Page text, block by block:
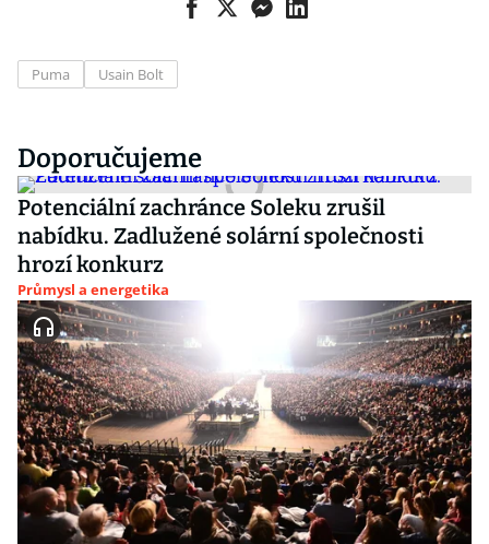
Puma Usain Bolt
Doporučujeme
Potenciální zachránce Soleku zrušil
nabídku. Zadlužené solární společnosti
hrozí konkurz
Průmysl a energetika